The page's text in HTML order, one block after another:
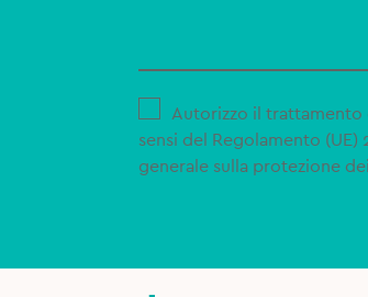
Autorizzo il trattamento
sensi del Regolamento
generale sulla protezione